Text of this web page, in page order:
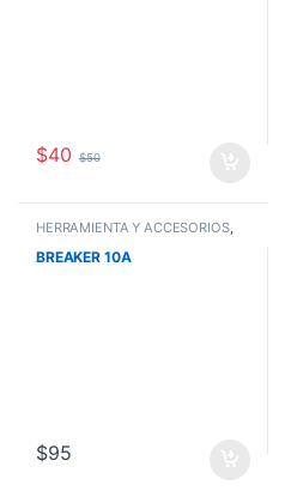
$40 $50
HERRAMIENTA Y ACCESORIOS,
OFERTAS
BREAKER 10A
$95